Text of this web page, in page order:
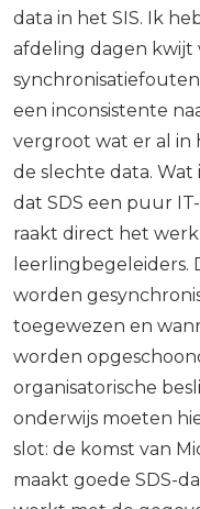
data in het SIS. Ik
afdeling dagen kwijt
een inconsistente
vergroot wat er al in
de slechte data.
dat SDS een puur
raakt direct het
leerlingbegeleiders.
worden
toegewezen en
worden
organisatorische
onderwijs moeten
slot: de komst van
maakt goede SDS-